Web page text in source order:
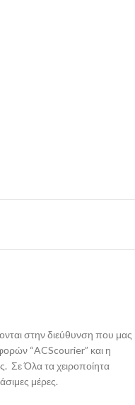
στην διεύθυνση που μας
“ACScourier” και η
Σε Όλα τα χειροποίητα
μέρες.